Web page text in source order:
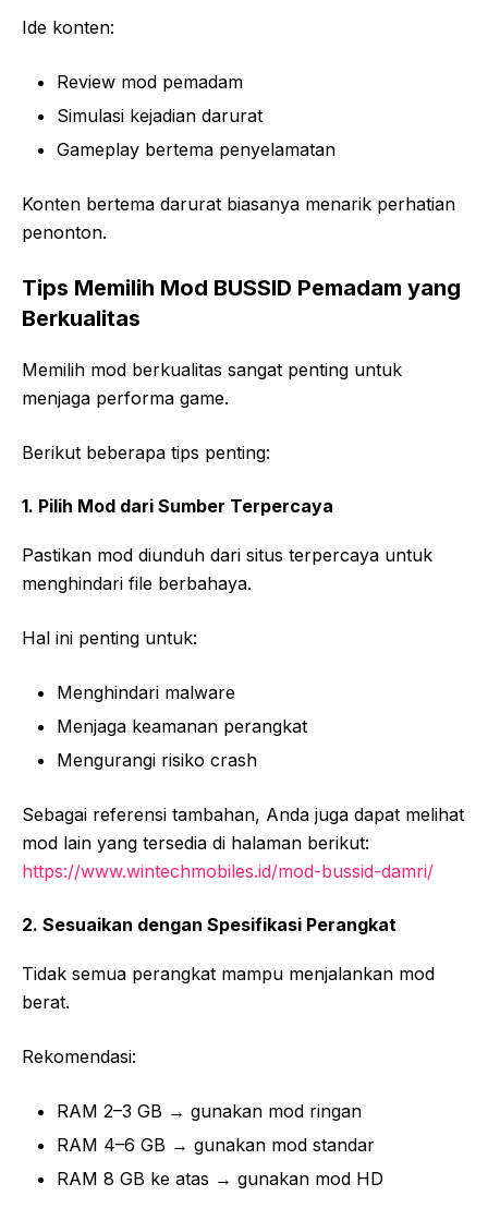
Ide konten:
Review mod pemadam
Simulasi kejadian darurat
Gameplay bertema penyelamatan
Konten bertema darurat biasanya menarik perhatian
penonton.
Tips Memilih Mod BUSSID Pemadam yang
Berkualitas
Memilih mod berkualitas sangat penting untuk
menjaga performa game.
Berikut beberapa tips penting:
1. Pilih Mod dari Sumber Terpercaya
Pastikan mod diunduh dari situs terpercaya untuk
menghindari file berbahaya.
Hal ini penting untuk:
Menghindari malware
Menjaga keamanan perangkat
Mengurangi risiko crash
Sebagai referensi tambahan, Anda juga dapat melihat
mod lain yang tersedia di halaman berikut:
https://www.wintechmobiles.id/mod-bussid-damri/
2. Sesuaikan dengan Spesifikasi Perangkat
Tidak semua perangkat mampu menjalankan mod
berat.
Rekomendasi:
RAM 2–3 GB → gunakan mod ringan
RAM 4–6 GB → gunakan mod standar
RAM 8 GB ke atas → gunakan mod HD